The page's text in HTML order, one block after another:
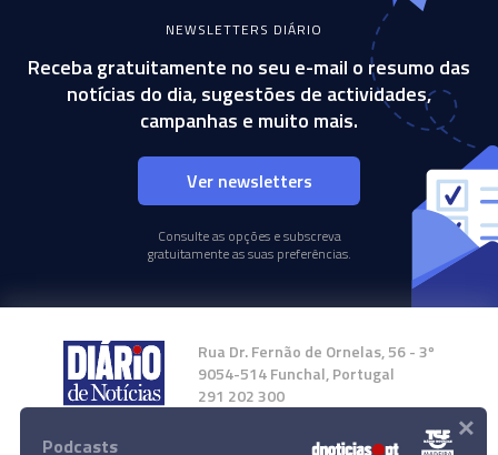
NEWSLETTERS DIÁRIO
Receba gratuitamente no seu e-mail o resumo das
notícias do dia, sugestões de actividades,
campanhas e muito mais.
Ver newsletters
Consulte as opções e subscreva
gratuitamente as suas preferências.
Rua Dr. Fernão de Ornelas, 56 - 3º
9054-514 Funchal, Portugal
291 202 300
Instale a nossa App
Podcasts ×